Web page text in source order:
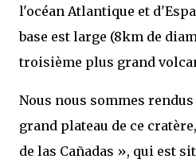
l'océan Atlantique et
base est large (8km de
troisième plus grand
Nous nous sommes
grand plateau de ce
de las Cañadas », qui est